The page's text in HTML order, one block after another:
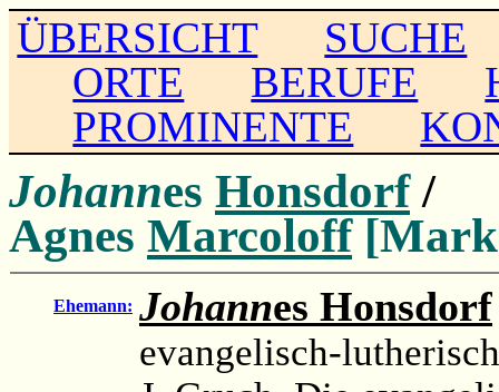
ÜBERSICHT
SUCHE
ORTE
BERUFE
PROMINENTE
Johannes Honsdorf /
Agnes Marcoloff
Ehemann: Johannes Honsdorf
evangelisch-